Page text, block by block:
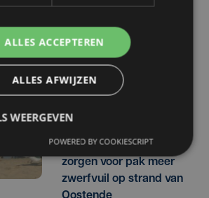
Brugge ontvangt meer
volk dan vorige zomer,
Knokke-Heist breekt
record
Drukte en springtij
zorgen voor pak meer
zwerfvuil op strand van
ALLES ACCEPTEREN
ALLES AFWIJZEN
WEERGEVEN
POWERED BY COOKIESCRIPT